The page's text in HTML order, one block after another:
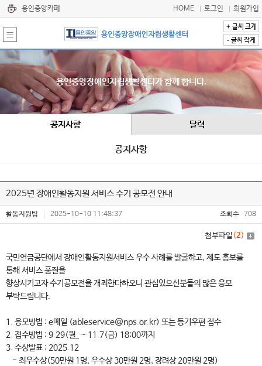
+ 글씨 크게
- 글씨 작게
용인중앙카페 HOME 로그인 회원가입
용인중앙장애인자립생활센터가 함께 합니다.
공지사항 달력
공지사항
2025년 장애인활동지원 서비스 수기 공모전 안내
활동지원팀 2025-10-10 11:48:37 조회수 708
첨부파일 (2)
국민연금공단에서 장애인활동지원서비스 우수 사례를 발굴하고, 제도 홍보를
통해 서비스 품질을
향상시키고자 수기공모전을 개최한다하오니 관심있으신분들의 많은 응모
부탁드립니다.
1. 응모방법 : e메일 (ableservice@nps.or.kr) 또는 등기우편 접수
2. 접수방법 : 9.29(월_ ~ 11.7(금) 18:00까지
3. 수상발표 : 2025.12
- 최우수상(50만원 1명, 우수상 30만원 2명, 장려상 20만원 2명)